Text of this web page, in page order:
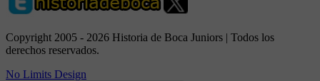
Copyright 2005 - 2026 Historia de Boca Juniors | Todos los
derechos reservados.
No Limits Design